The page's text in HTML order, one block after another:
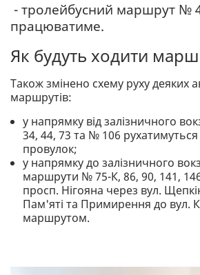
- тролейбусний маршрут №
працюватиме.
Як будуть ходити
Також змінено схему руху деяких
маршрутів:
у напрямку від залізничного
34, 44, 73 та № 106
провулок;
у напрямку до залізничного
маршрути № 75-К, 86, 90, 141,
просп. Нігояна через вул.
Пам'яті та Примирення до вул.
маршрутом.